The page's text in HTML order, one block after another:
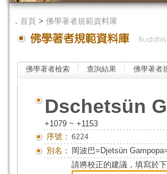
． 首頁 > 佛學著者規範資料庫
佛學著者檢索 查詢結果 佛學著者
Dschetsün
+1079 ~ +1153
序號： 6224
別名： 岡波巴=Djetsün
請將校正的建議，填寫於